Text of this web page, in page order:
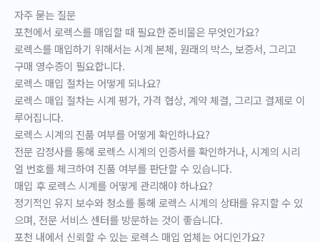
자주 묻는 질문
포천에서 로렉스를 매입할 때 필요한 준비물은 무엇인가요?
로렉스를 매입하기 위해서는 시계 본체, 원래의 박스, 보증서, 그리고
구매 영수증이 필요합니다.
로렉스 매입 절차는 어떻게 되나요?
로렉스 매입 절차는 시계 평가, 가격 협상, 계약 체결, 그리고 결제로 이
루어집니다.
로렉스 시계의 진품 여부를 어떻게 확인하나요?
전문 감정사를 통해 로렉스 시계의 인증서를 확인하거나, 시계의 시리
얼 번호를 체크하여 진품 여부를 판단할 수 있습니다.
매입 후 로렉스 시계를 어떻게 관리해야 하나요?
정기적인 유지 보수와 청소를 통해 로렉스 시계의 상태를 유지할 수 있
으며, 전문 서비스 센터를 방문하는 것이 좋습니다.
포천 내에서 신뢰할 수 있는 로렉스 매입 업체는 어디인가요?